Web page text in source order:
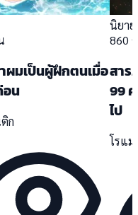
ผมเป็นผู้ฝึกตนเมื่อ
น
ก
นิยาย
860
สาร
99
ไป
โรแ